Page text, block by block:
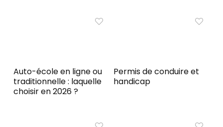
Auto-école en ligne ou
traditionnelle : laquelle
choisir en 2026 ?
Permis de conduire et
handicap